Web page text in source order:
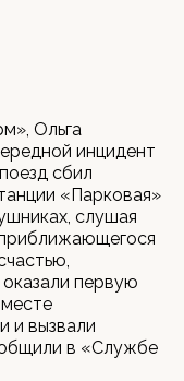
Ольга
инцидент
сбил
«Парковая»
слушая
первую
и вызвали
в «Службе